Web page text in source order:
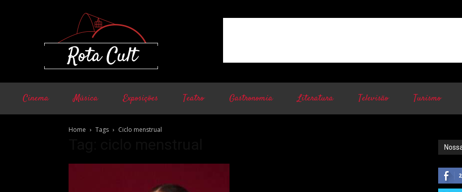
Cinema Música Exposições Teatro Gastronomia Literatura Televisão Turismo
Home Tags Ciclo menstrual